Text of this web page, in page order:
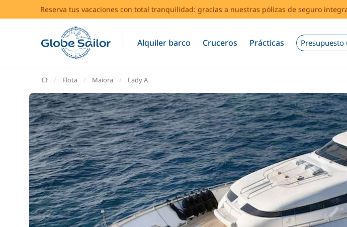
Reserva tus vacaciones con total tranquilidad: gracias a nuestras pólizas de seguro
Alquiler barco Cruceros Prácticas Presupuesto
GlobeSailor
Flota Maiora Lady A